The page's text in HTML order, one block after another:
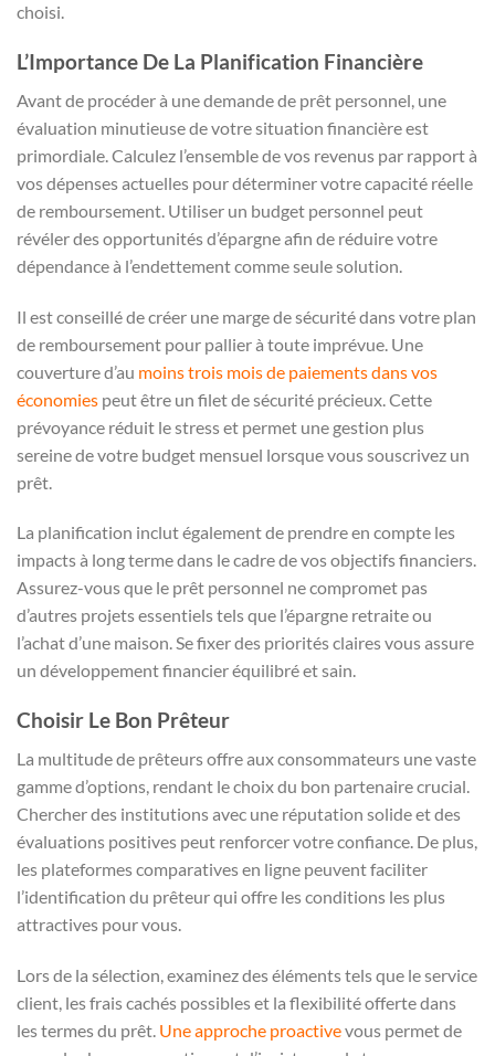
choisi.
L’Importance De La Planification Financière
Avant de procéder à une demande de prêt personnel, une
évaluation minutieuse de votre situation financière est
primordiale. Calculez l’ensemble de vos revenus par rapport à
vos dépenses actuelles pour déterminer votre capacité réelle
de remboursement. Utiliser un budget personnel peut
révéler des opportunités d’épargne afin de réduire votre
dépendance à l’endettement comme seule solution.
Il est conseillé de créer une marge de sécurité dans votre plan
de remboursement pour pallier à toute imprévue. Une
couverture d’au moins trois mois de paiements dans vos
économies peut être un filet de sécurité précieux. Cette
prévoyance réduit le stress et permet une gestion plus
sereine de votre budget mensuel lorsque vous souscrivez un
prêt.
La planification inclut également de prendre en compte les
impacts à long terme dans le cadre de vos objectifs financiers.
Assurez-vous que le prêt personnel ne compromet pas
d’autres projets essentiels tels que l’épargne retraite ou
l’achat d’une maison. Se fixer des priorités claires vous assure
un développement financier équilibré et sain.
Choisir Le Bon Prêteur
La multitude de prêteurs offre aux consommateurs une vaste
gamme d’options, rendant le choix du bon partenaire crucial.
Chercher des institutions avec une réputation solide et des
évaluations positives peut renforcer votre confiance. De plus,
les plateformes comparatives en ligne peuvent faciliter
l’identification du prêteur qui offre les conditions les plus
attractives pour vous.
Lors de la sélection, examinez des éléments tels que le service
client, les frais cachés possibles et la flexibilité offerte dans
les termes du prêt. Une approche proactivevous permet de